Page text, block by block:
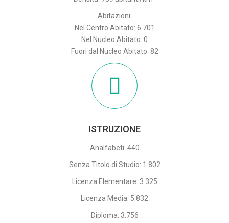
Abitazioni:
Nel Centro Abitato: 6.701
Nel Nucleo Abitato: 0
Fuori dal Nucleo Abitato: 82
ISTRUZIONE
Analfabeti: 440
Senza Titolo di Studio: 1.802
Licenza Elementare: 3.325
Licenza Media: 5.832
Diploma: 3.756